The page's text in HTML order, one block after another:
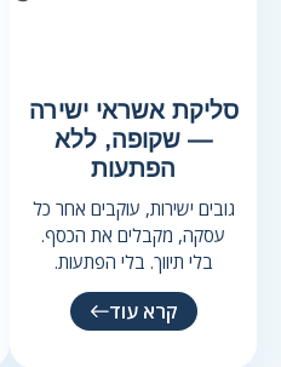
סליקת אשראי ישירה
— שקופה, ללא
הפתעות
גובים ישירות, עוקבים אחר כל
עסקה, מקבלים את הכסף.
בלי תיווך. בלי הפתעות.
קרא עוד